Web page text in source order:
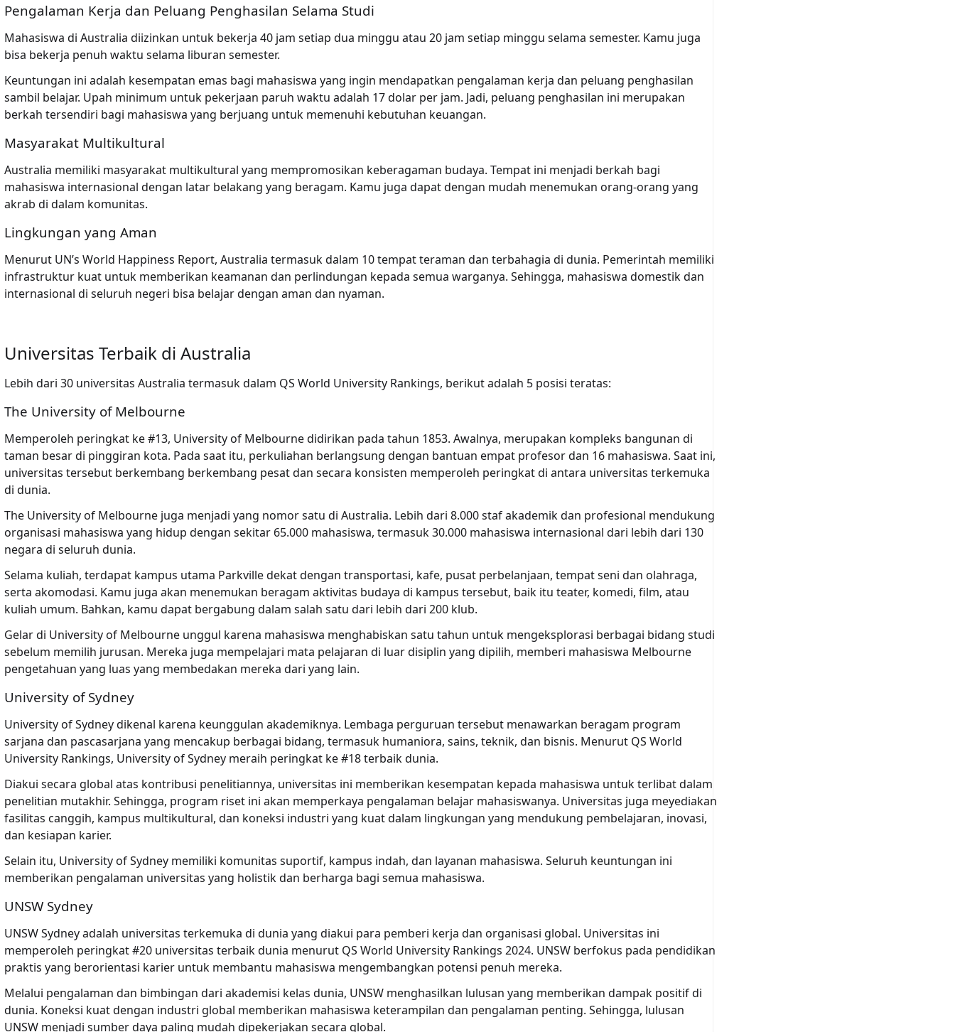
Pengalaman Kerja dan Peluang Penghasilan Selama Studi
Mahasiswa di Australia diizinkan untuk bekerja 40 jam setiap dua minggu atau 20 jam setiap minggu selama semester. Kamu juga
bisa bekerja penuh waktu selama liburan semester.
Keuntungan ini adalah kesempatan emas bagi mahasiswa yang ingin mendapatkan pengalaman kerja dan peluang penghasilan
sambil belajar. Upah minimum untuk pekerjaan paruh waktu adalah 17 dolar per jam. Jadi, peluang penghasilan ini merupakan
berkah tersendiri bagi mahasiswa yang berjuang untuk memenuhi kebutuhan keuangan.
Masyarakat Multikultural
Australia memiliki masyarakat multikultural yang mempromosikan keberagaman budaya. Tempat ini menjadi berkah bagi
mahasiswa internasional dengan latar belakang yang beragam. Kamu juga dapat dengan mudah menemukan orang-orang yang
akrab di dalam komunitas.
Lingkungan yang Aman
Menurut UN’s World Happiness Report, Australia termasuk dalam 10 tempat teraman dan terbahagia di dunia. Pemerintah memiliki
infrastruktur kuat untuk memberikan keamanan dan perlindungan kepada semua warganya. Sehingga, mahasiswa domestik dan
internasional di seluruh negeri bisa belajar dengan aman dan nyaman.
Universitas Terbaik di Australia
Lebih dari 30 universitas Australia termasuk dalam QS World University Rankings, berikut adalah 5 posisi teratas:
The University of Melbourne
Memperoleh peringkat ke #13, University of Melbourne didirikan pada tahun 1853. Awalnya, merupakan kompleks bangunan di
taman besar di pinggiran kota. Pada saat itu, perkuliahan berlangsung dengan bantuan empat profesor dan 16 mahasiswa. Saat ini,
universitas tersebut berkembang berkembang pesat dan secara konsisten memperoleh peringkat di antara universitas terkemuka
di dunia.
The University of Melbourne juga menjadi yang nomor satu di Australia. Lebih dari 8.000 staf akademik dan profesional mendukung
organisasi mahasiswa yang hidup dengan sekitar 65.000 mahasiswa, termasuk 30.000 mahasiswa internasional dari lebih dari 130
negara di seluruh dunia.
Selama kuliah, terdapat kampus utama Parkville dekat dengan transportasi, kafe, pusat perbelanjaan, tempat seni dan olahraga,
serta akomodasi. Kamu juga akan menemukan beragam aktivitas budaya di kampus tersebut, baik itu teater, komedi, film, atau
kuliah umum. Bahkan, kamu dapat bergabung dalam salah satu dari lebih dari 200 klub.
Gelar di University of Melbourne unggul karena mahasiswa menghabiskan satu tahun untuk mengeksplorasi berbagai bidang studi
sebelum memilih jurusan. Mereka juga mempelajari mata pelajaran di luar disiplin yang dipilih, memberi mahasiswa Melbourne
pengetahuan yang luas yang membedakan mereka dari yang lain.
University of Sydney
University of Sydney dikenal karena keunggulan akademiknya. Lembaga perguruan tersebut menawarkan beragam program
sarjana dan pascasarjana yang mencakup berbagai bidang, termasuk humaniora, sains, teknik, dan bisnis. Menurut QS World
University Rankings, University of Sydney meraih peringkat ke #18 terbaik dunia.
Diakui secara global atas kontribusi penelitiannya, universitas ini memberikan kesempatan kepada mahasiswa untuk terlibat dalam
penelitian mutakhir. Sehingga, program riset ini akan memperkaya pengalaman belajar mahasiswanya. Universitas juga meyediakan
fasilitas canggih, kampus multikultural, dan koneksi industri yang kuat dalam lingkungan yang mendukung pembelajaran, inovasi,
dan kesiapan karier.
Selain itu, University of Sydney memiliki komunitas suportif, kampus indah, dan layanan mahasiswa. Seluruh keuntungan ini
memberikan pengalaman universitas yang holistik dan berharga bagi semua mahasiswa.
UNSW Sydney
UNSW Sydney adalah universitas terkemuka di dunia yang diakui para pemberi kerja dan organisasi global. Universitas ini
memperoleh peringkat #20 universitas terbaik dunia menurut QS World University Rankings 2024. UNSW berfokus pada pendidikan
praktis yang berorientasi karier untuk membantu mahasiswa mengembangkan potensi penuh mereka.
Melalui pengalaman dan bimbingan dari akademisi kelas dunia, UNSW menghasilkan lulusan yang memberikan dampak positif di
dunia. Koneksi kuat dengan industri global memberikan mahasiswa keterampilan dan pengalaman penting. Sehingga, lulusan
UNSW menjadi sumber daya paling mudah dipekerjakan secara global.